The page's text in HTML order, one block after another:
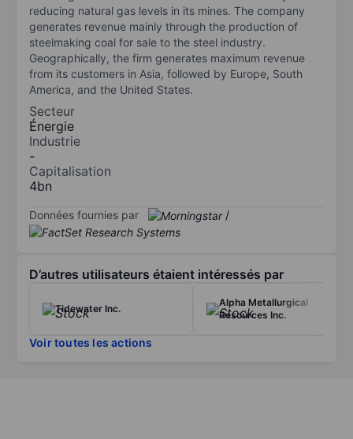
reducing natural gas levels in its mines. The company
generates revenue mainly through the production of
steelmaking coal for sale to the steel industry.
Geographically, the firm generates maximum revenue
from its customers in Asia, followed by Europe, South
America, and the United States.
Secteur
Énergie
Industrie
-
Capitalisation
4bn
Données fournies par /
D’autres utilisateurs étaient intéressés par
Tidewater Inc.
Alpha Metallurgical
Resources Inc.
Voir toutes les actions